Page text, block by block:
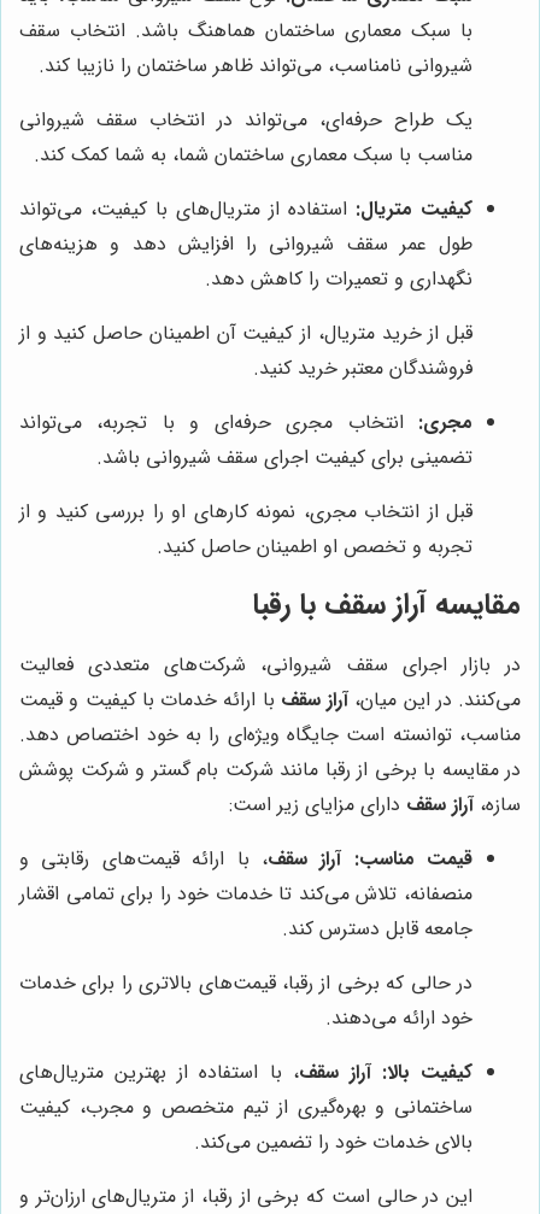
با سبک معماری ساختمان هماهنگ باشد. انتخاب سقف
شیروانی نامناسب، می‌تواند ظاهر ساختمان را نازیبا کند.
یک طراح حرفه‌ای، می‌تواند در انتخاب سقف شیروانی
مناسب با سبک معماری ساختمان شما، به شما کمک کند.
کیفیت متریال: استفاده از متریال‌های با کیفیت، می‌تواند
طول عمر سقف شیروانی را افزایش دهد و هزینه‌های
نگهداری و تعمیرات را کاهش دهد.
قبل از خرید متریال، از کیفیت آن اطمینان حاصل کنید و از
فروشندگان معتبر خرید کنید.
مجری: انتخاب مجری حرفه‌ای و با تجربه، می‌تواند
تضمینی برای کیفیت اجرای سقف شیروانی باشد.
قبل از انتخاب مجری، نمونه کارهای او را بررسی کنید و از
تجربه و تخصص او اطمینان حاصل کنید.
مقایسه آراز سقف با رقبا
در بازار اجرای سقف شیروانی، شرکت‌های متعددی فعالیت
می‌کنند. در این میان،آراز سقف با ارائه خدمات با کیفیت و قیمت
مناسب، توانسته است جایگاه ویژه‌ای را به خود اختصاص دهد.
در مقایسه با برخی از رقبا مانند شرکت بام گستر و شرکت پوشش
سازه،آراز سقف دارای مزایای زیر است:
قیمت مناسب: آراز سقف، با ارائه قیمت‌های رقابتی و
منصفانه، تلاش می‌کند تا خدمات خود را برای تمامی اقشار
جامعه قابل دسترس کند.
در حالی که برخی از رقبا، قیمت‌های بالاتری را برای خدمات
خود ارائه می‌دهند.
کیفیت بالا: آراز سقف، با استفاده از بهترین متریال‌های
ساختمانی و بهره‌گیری از تیم متخصص و مجرب، کیفیت
بالای خدمات خود را تضمین می‌کند.
این در حالی است که برخی از رقبا، از متریال‌های ارزان‌تر و